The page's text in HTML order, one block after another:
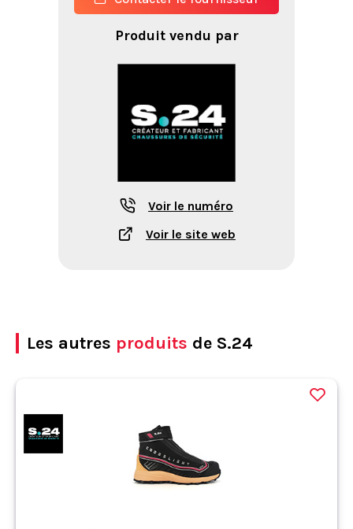
Produit vendu par
Voir le numéro
Voir le site web
Les autres produits de S.24